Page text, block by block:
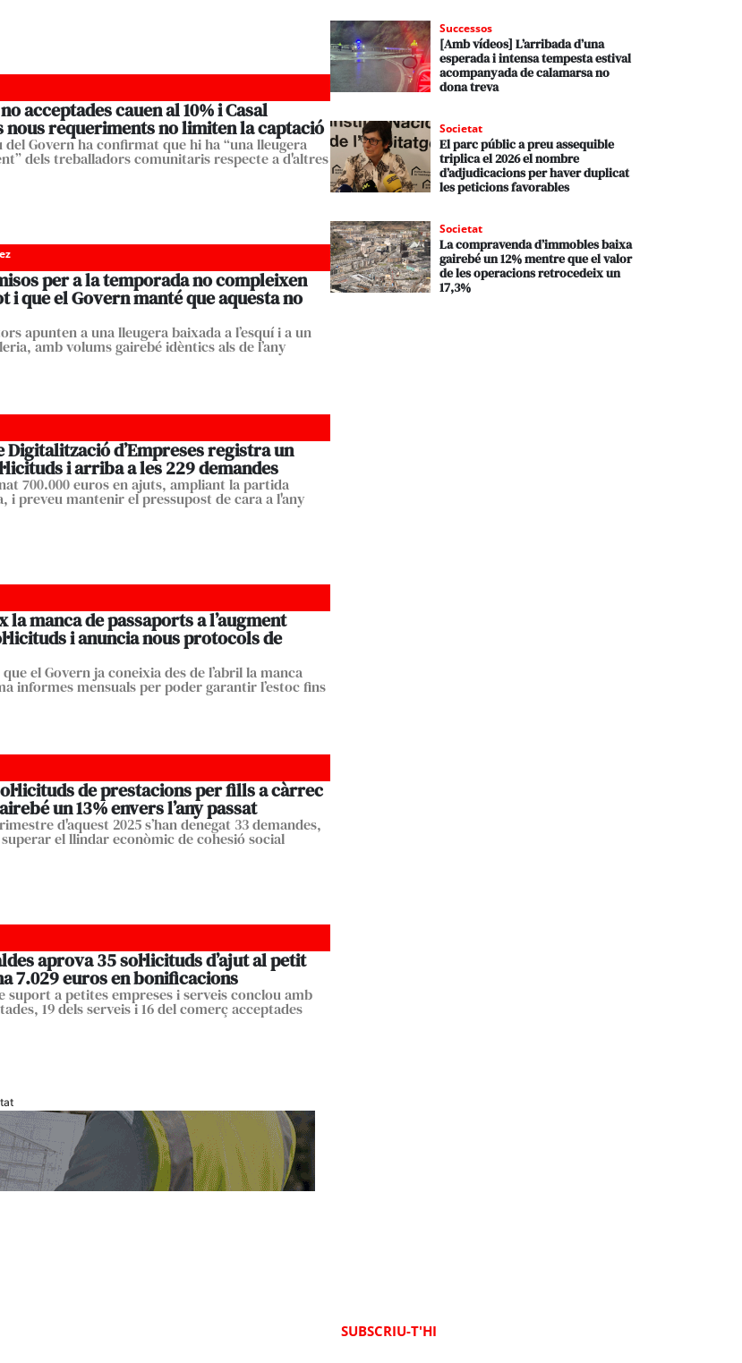
acceptades cauen al 10% i Casal
nous requeriments no limiten la captació
Govern ha confirmat que hi ha “una lleugera
dels treballadors comunitaris respecte a d'altres
per a la temporada no compleixen
i que el Govern manté que aquesta no
apunten a una lleugera baixada a l’esquí i a un
amb volums gairebé idèntics als de l’any
Digitalització d’Empreses registra un
i arriba a les 229 demandes
700.000 euros en ajuts, ampliant la partida
i preveu mantenir el pressupost de cara a l'any
manca de passaports a l’augment
i anuncia nous protocols de
el Govern ja coneixia des de l’abril la manca
informes mensuals per poder garantir l’estoc fins
de prestacions per fills a càrrec
un 13% envers l’any passat
d'aquest 2025 s’han denegat 33 demandes,
el llindar econòmic de cohesió social
aprova 35 sol·licituds d’ajut al petit
7.029 euros en bonificacions
suport a petites empreses i serveis conclou amb
19 dels serveis i 16 del comerç acceptades
Successos
[Amb vídeos] L’arribada d’una
esperada i intensa tempesta estival
acompanyada de calamarsa no
dona treva
Societat
El parc públic a preu assequible
triplica el 2026 el nombre
d’adjudicacions per haver duplicat
les peticions favorables
Societat
La compravenda d’immobles baixa
gairebé un 12% mentre que el valor
de les operacions retrocedeix un
17,3%
SUBSCRIU-T'HI